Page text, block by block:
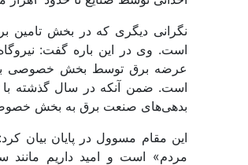
نگرانی دیگری که در بخش تامین
است. وی در این باره گفت:
عرضه برق توسط بخش خصوصی
است. ضمن آنکه در سال گذشته
بدهی‌های صنعت برق به بخش
این مقام مسوول در پایان بیان
مردم» است و امید داریم مانند